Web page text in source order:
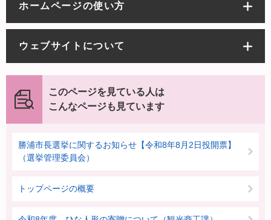
ホームページの使い方
ウェブサイトについて
このページを見ている人は
こんなページも見ています
勝浦市長選挙に関するお知らせ【令和8年8月2日投開票】
（選挙管理委員会）
トップページの概要